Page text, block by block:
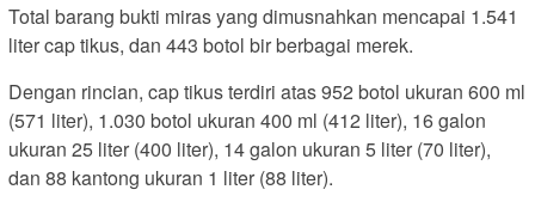
Total barang bukti miras yang dimusnahkan mencapai 1.541
liter cap tikus, dan 443 botol bir berbagai merek.
Dengan rincian, cap tikus terdiri atas 952 botol ukuran 600 ml
(571 liter), 1.030 botol ukuran 400 ml (412 liter), 16 galon
ukuran 25 liter (400 liter), 14 galon ukuran 5 liter (70 liter),
dan 88 kantong ukuran 1 liter (88 liter).